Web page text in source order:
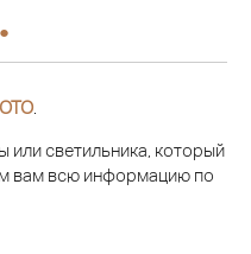
светильника, который
вам всю информацию по